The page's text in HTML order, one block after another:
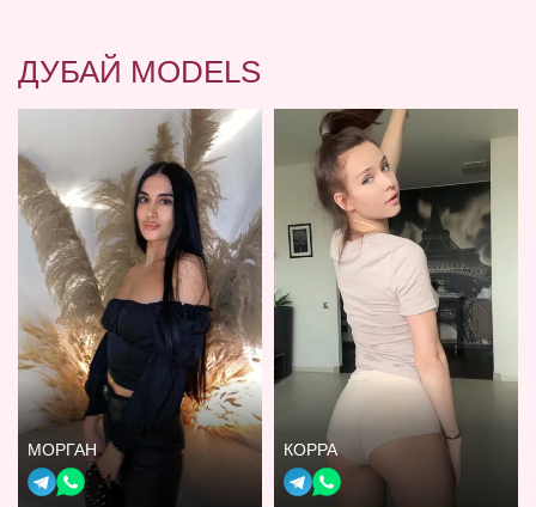
ДУБАЙ MODELS
МОРГАН КОРРА